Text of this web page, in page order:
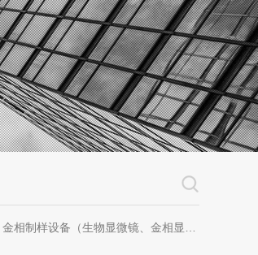
业显微镜、数码显微镜、荧光显微镜、显微成像系统、显微图像分析软件、显微镜配件等等